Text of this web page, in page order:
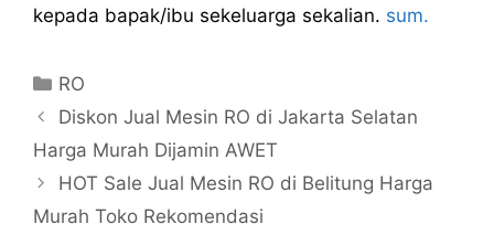
kepada bapak/ibu sekeluarga sekalian. sum.
Kategori
RO
Diskon Jual Mesin RO di Jakarta Selatan
Harga Murah Dijamin AWET
HOT Sale Jual Mesin RO di Belitung Harga
Murah Toko Rekomendasi